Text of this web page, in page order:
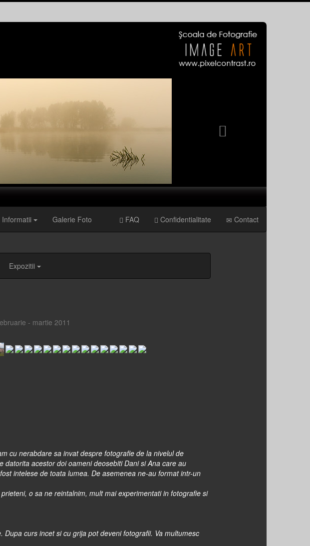
Informatii Galerie Foto FAQ Confidentialitate Contact
Expozitii
- martie 2011
cu nerabdare sa invat despre fotografie de la nivelul de
acestor doi oameni deosebiti Dani si Ana care au
intelese de toata lumea. De asemenea ne-au format intr-un
o sa ne reintalnim, mult mai experimentati in fotografie si
curs incet si cu grija pot deveni fotografii. Va multumesc